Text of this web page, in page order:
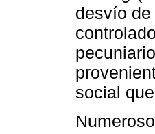
desvío
social